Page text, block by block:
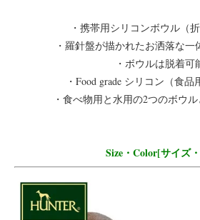
・携帯用シリコンボウル（折
・羅針盤が描かれたお洒落な一
・ボウルは脱着可
・Food grade シリコン（食品
・食べ物用と水用の2つのボウ
Size・Color[サイズ